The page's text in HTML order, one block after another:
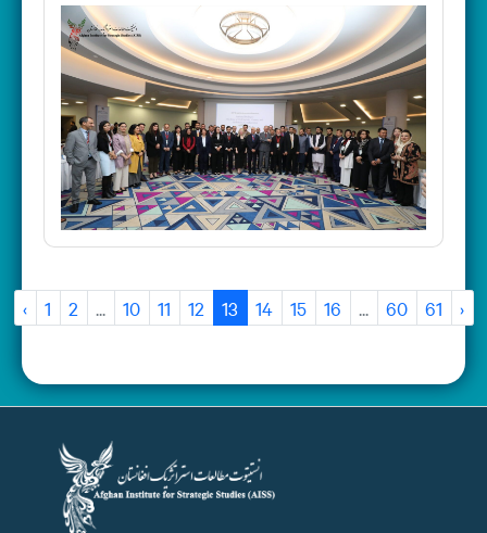
‹ 1 2 10 11 12 13 14 15 16 60 61 ›